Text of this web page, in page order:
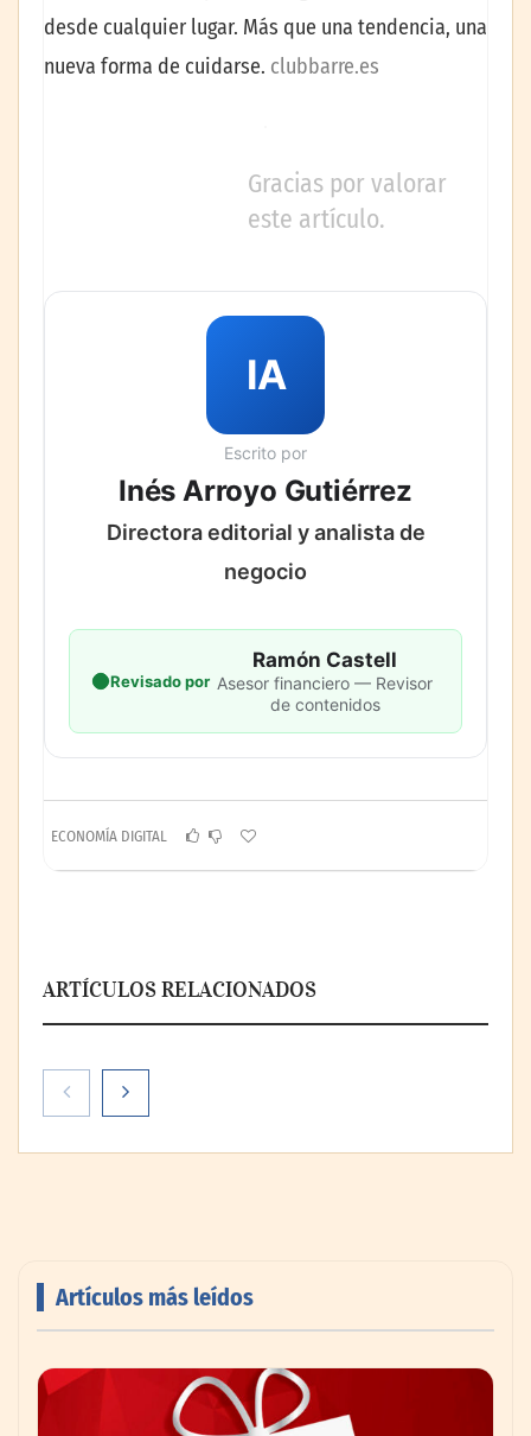
desde cualquier lugar. Más que una tendencia, una
nueva forma de cuidarse. clubbarre.es
Gracias por valorar
este artículo.
IA
Escrito por
Inés Arroyo Gutiérrez
Directora editorial y analista de
negocio
Revisado por
Ramón Castell
Asesor financiero — Revisor
de contenidos
ECONOMÍA DIGITAL
ARTÍCULOS RELACIONADOS
pisos deportivos para gimnasios en México
Artículos más leídos